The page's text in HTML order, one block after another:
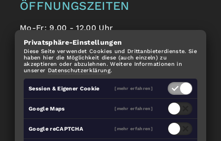
ÖFFNUNGSZEITEN
Mo-Fr: 9.00 - 12.00 Uhr
Alle anderen Termine nach Vereinbarung.
EMPFEHLEN SIE UNS WEITER:
Impressum Datenschutz made with by
Privatsphäre-Einstellungen
Diese Seite verwendet Cookies und Drittanbieterdienste. Sie
haben hier die Möglichkeit diese (auch einzeln) zu
akzeptieren oder abzulehnen. Weitere Informationen in
unserer Datenschutzerklärung.
Session & Eigener Cookie [mehr erfahren]
Google Maps [mehr erfahren]
Google reCAPTCHA [mehr erfahren]